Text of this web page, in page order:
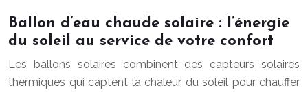
Ballon d’eau chaude solaire : l’énergie
du soleil au service de votre confort
Les ballons solaires combinent des capteurs solaires
thermiques qui captent la chaleur du soleil pour chauffer